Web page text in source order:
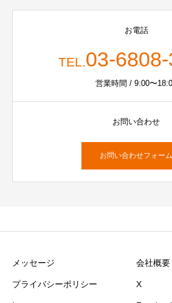
お電話
TEL.03-
営業時間 / 9:00〜
お問い合わせ
お問い合わせフォーム
メッセージ 会社概要
プライバシーポリシー X